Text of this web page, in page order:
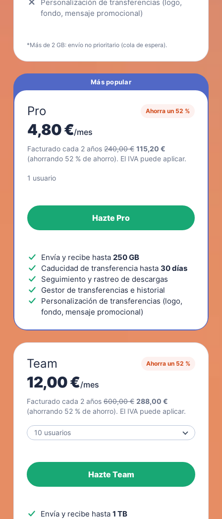
Personalización de transferencias (logo,
fondo, mensaje promocional)
*Más de 2 GB: envío no prioritario (cola de espera).
Más popular
Pro Ahorra un 52 %
4,80 €/mes
Facturado cada 2 años 240,00 € 115,20 €
(ahorrando 52 % de ahorro). El IVA puede aplicar.
1 usuario
Hazte Pro
Envía y recibe hasta 250 GB
Caducidad de transferencia hasta 30 días
Seguimiento y rastreo de descargas
Gestor de transferencias e historial
Personalización de transferencias (logo,
fondo, mensaje promocional)
Team Ahorra un 52 %
12,00 €/mes
Facturado cada 2 años 600,00 € 288,00 €
(ahorrando 52 % de ahorro). El IVA puede aplicar.
Hazte Team
Envía y recibe hasta 1 TB